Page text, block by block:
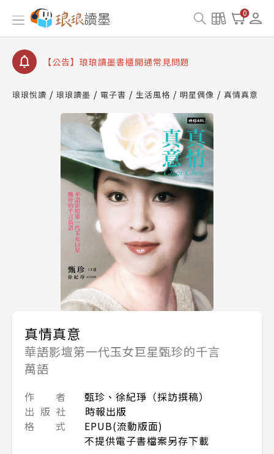
0
【公告】琅琅讀墨數位閱讀資產合併與書櫃開通申請
【公告】琅琅讀墨書櫃開通常見問題
【公告】琅琅讀墨 3 分鐘完成書櫃開通與資產合併申
請圖文教學
查詢
【公告】琅琅讀墨數位閱讀資產合併與書櫃開通申請
琅琅悅讀 琅琅讀墨 電子書 生活風格 明星偶像 真情真意
真情真意
華語影壇第一代玉女巨星甄珍的千言
萬語
作 者
甄珍、徐紀琤（採訪撰稿）
出 版 社
時報出版
格 式
EPUB(流動版面)
不提供電子書檔案另存下載